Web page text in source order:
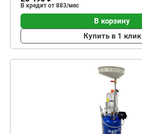
В кредит от 883/мес
В корзину
Купить в 1 клик